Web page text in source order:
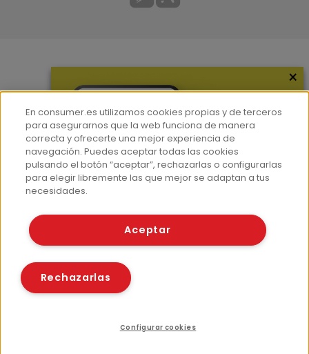
Hemeroteca
Contacto
Prensa
Corpus Lingüístico Consumer
© Fundación EROSKI
Políticas de cookies
×
En consumer.es utilizamos cookies propias y de terceros
para asegurarnos que la web funciona de manera
correcta y ofrecerte una mejor experiencia de
navegación. Puedes aceptar todas las cookies
pulsando el botón “aceptar”, rechazarlas o configurarlas
para elegir libremente las que mejor se adaptan a tus
necesidades.
Aceptar
Rechazarlas
Configurar cookies